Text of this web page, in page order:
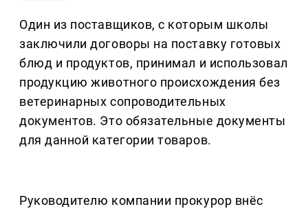
Один из поставщиков, с которым школы
заключили договоры на поставку готовых
блюд и продуктов, принимал и использовал
продукцию животного происхождения без
ветеринарных сопроводительных
документов. Это обязательные документы
для данной категории товаров.
Руководителю компании прокурор внёс